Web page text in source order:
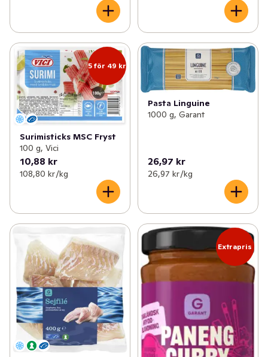
5 för 49 kr
Surimisticks MSC Fryst
100 g, Vici
10,88 kr
108,80 kr /kg
Pasta Linguine
1000 g, Garant
26,97 kr
26,97 kr /kg
Extrapris